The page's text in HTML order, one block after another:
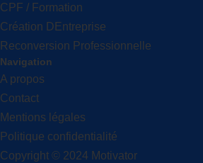
CPF / Formation
Création DEntreprise
Reconversion Professionnelle
Navigation
A propos
Contact
Mentions légales
Politique confidentialité
Copyright © 2024 Motivator